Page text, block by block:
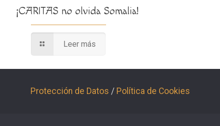
¡CARITAS no olvida Somalia!
Leer más
Protección de Datos / Política de Cookies